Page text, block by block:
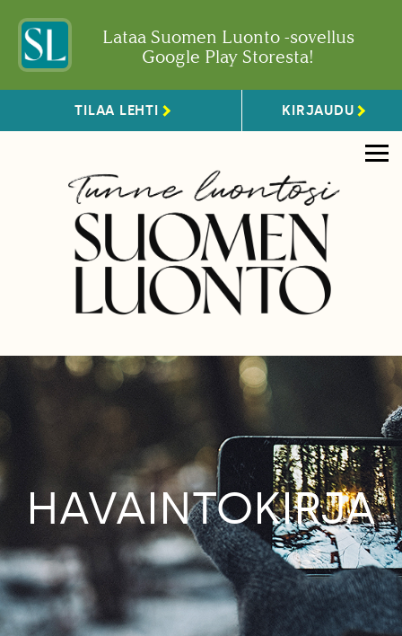
Lataa Suomen Luonto -sovellus
Google Play Storesta!
TILAA LEHTI KIRJAUDU
HAVAINTOKIRJA